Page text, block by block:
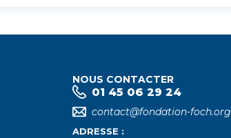
NOUS CONTACTER
01 45 06 29 24
contact@fondation-foch.org
ADRESSE :